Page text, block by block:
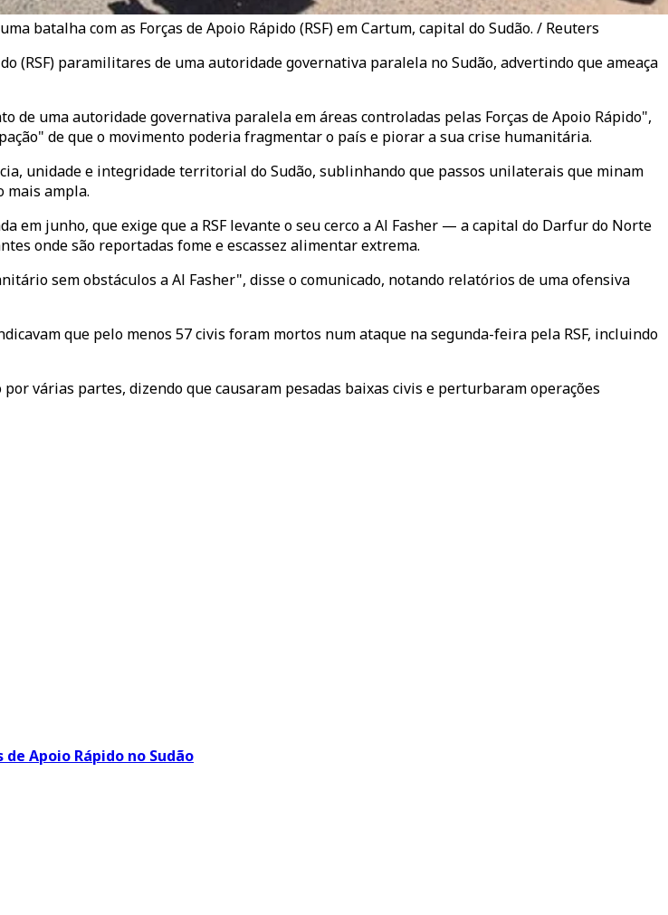
batalha com as Forças de Apoio Rápido (RSF) em Cartum, capital do Sudão. / Reuters
(RSF) paramilitares de uma autoridade governativa paralela no Sudão, advertindo que ameaça
de uma autoridade governativa paralela em áreas controladas pelas Forças de Apoio Rápido",
de que o movimento poderia fragmentar o país e piorar a sua crise humanitária.
unidade e integridade territorial do Sudão, sublinhando que passos unilaterais que minam
mais ampla.
em junho, que exige que a RSF levante o seu cerco a Al Fasher — a capital do Darfur do Norte
onde são reportadas fome e escassez alimentar extrema.
sem obstáculos a Al Fasher", disse o comunicado, notando relatórios de uma ofensiva
que pelo menos 57 civis foram mortos num ataque na segunda-feira pela RSF, incluindo
várias partes, dizendo que causaram pesadas baixas civis e perturbaram operações
Apoio Rápido no Sudão